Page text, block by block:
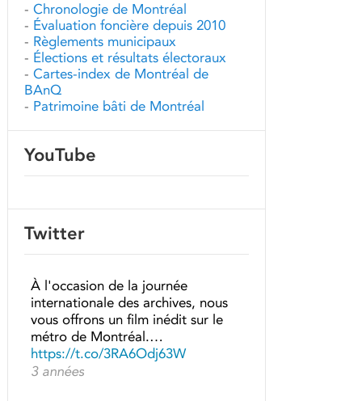
- Chronologie de Montréal
- Évaluation foncière depuis 2010
- Règlements municipaux
- Élections et résultats électoraux
- Cartes-index de Montréal de
BAnQ
- Patrimoine bâti de Montréal
YouTube
Twitter
À l'occasion de la journée
internationale des archives, nous
vous offrons un film inédit sur le
métro de Montréal.…
https://t.co/3RA6Odj63W
3 années